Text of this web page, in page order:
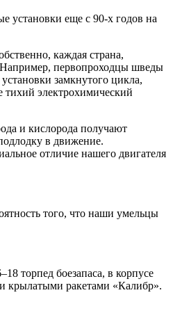
установки еще с 90-х годов на
каждая страна,
Например, первопроходцы шведы
замкнутого цикла,
тихий электрохимический
и кислорода получают
в движение.
отличие нашего двигателя
того, что наши умельцы
торпед боезапаса, в корпусе
крылатыми ракетами «Калибр».